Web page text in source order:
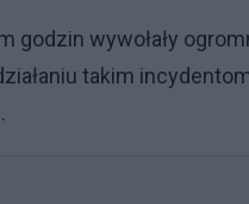
godzin wywołały
takim